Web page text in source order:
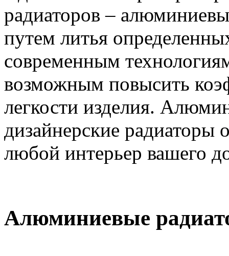
радиаторов –
путем литья
современным
возможным повысить
легкости изделия.
дизайнерские радиаторы
любой интерьер вашего
Алюминиевые